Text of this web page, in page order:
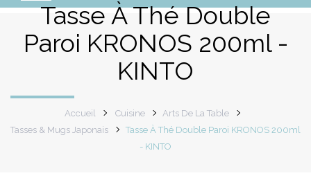
la
navigation
Tasse À Thé Double
Paroi KRONOS 200ml -
KINTO
Accueil Cuisine
Arts De La Table
Tasses & Mugs Japonais
Tasse À Thé Double Paroi KRONOS 200ml
- KINTO